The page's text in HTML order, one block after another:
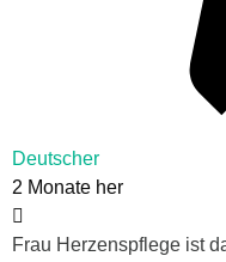
Deutscher
2 Monate her
Frau Herzenspflege ist